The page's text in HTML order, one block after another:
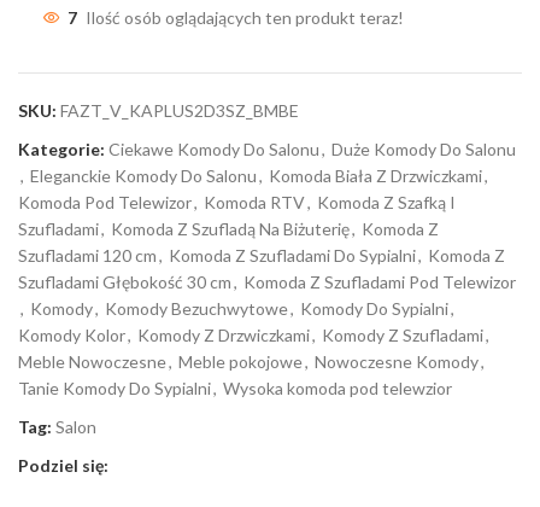
7 Ilość osób oglądających ten produkt teraz!
SKU: FAZT_V_KAPLUS2D3SZ_BMBE
Kategorie: Ciekawe Komody Do Salonu, Duże Komody Do Salonu
, Eleganckie Komody Do Salonu, Komoda Biała Z Drzwiczkami,
Komoda Pod Telewizor, Komoda RTV, Komoda Z Szafką I
Szufladami, Komoda Z Szufladą Na Biżuterię, Komoda Z
Szufladami 120 cm, Komoda Z Szufladami Do Sypialni, Komoda Z
Szufladami Głębokość 30 cm, Komoda Z Szufladami Pod Telewizor
, Komody, Komody Bezuchwytowe, Komody Do Sypialni,
Komody Kolor, Komody Z Drzwiczkami, Komody Z Szufladami,
Meble Nowoczesne, Meble pokojowe, Nowoczesne Komody,
Tanie Komody Do Sypialni, Wysoka komoda pod telewzior
Tag: Salon
Podziel się: